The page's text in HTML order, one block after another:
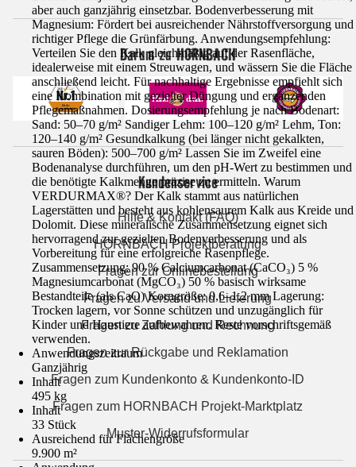
aber auch ganzjährig einsetzbar. Bodenverbesserung mit
Magnesium: Fördert bei ausreichender Nährstoffversorgung und
richtiger Pflege die Grünfärbung. Anwendungsempfehlung:
Verteilen Sie den Kalk gleichmäßig auf der Rasenfläche,
idealerweise mit einem Streuwagen, und wässern Sie die Fläche
anschließend leicht. Für nachhaltige Ergebnisse empfiehlt sich
eine Kombination mit gezielter Düngung und ergänzenden
Pflegemaßnahmen. Dosierungsempfehlung je nach Bodenart:
Sand: 50–70 g/m² Sandiger Lehm: 100–120 g/m² Lehm, Ton:
120–140 g/m² Gesundkalkung (bei länger nicht gekalkten,
sauren Böden): 500–700 g/m² Lassen Sie im Zweifel eine
Bodenanalyse durchführen, um den pH-Wert zu bestimmen und
die benötigte Kalkmenge präzise zu ermitteln. Warum
VERDURMAX®? Der Kalk stammt aus natürlichen
Lagerstätten und besteht aus kohlensaurem Kalk aus Kreide und
Dolomit. Diese mineralische Zusammensetzung eignet sich
hervorragend zur gezielten Bodenverbesserung und als
Vorbereitung für eine erfolgreiche Rasenpflege.
Zusammensetzung: 90 % Calciumcarbonat (CaCO₃) 5 %
Magnesiumcarbonat (MgCO₃) 50 % basisch wirksame
Bestandteile (als CaO) Korngröße: 0,6–1,2 mm Lagerung:
Trocken lagern, vor Sonne schützen und unzugänglich für
Kinder und Haustiere aufbewahren. Reste vorschriftsgemäß
verwenden.
Anwendungszeitraum
Ganzjährig
Inhalt
495 kg
Inhalt
33 Stück
Ausreichend für Flächengröße
9.900 m²
Darum zu HORNBACH
Kundenservice
Hilfe & Kontakt (FAQ)
HORNBACH Projektberatung
Fragen zur Onlinebestellung
Fragen zu Versand und Lieferung
Fragen zu Zahlung und Rechnung
Fragen zur Rückgabe und Reklamation
Fragen zum Kundenkonto & Kundenkonto-ID
Fragen zum HORNBACH Projekt-Marktplatz
Muster-Widerrufsformular